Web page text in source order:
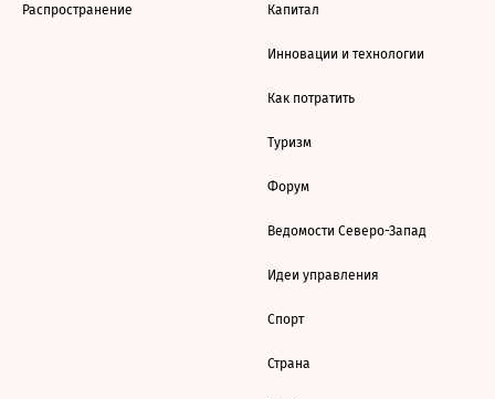
Распространение Капитал
Инновации и технологии
Как потратить
Туризм
Форум
Ведомости Северо-Запад
Идеи управления
Спорт
Страна